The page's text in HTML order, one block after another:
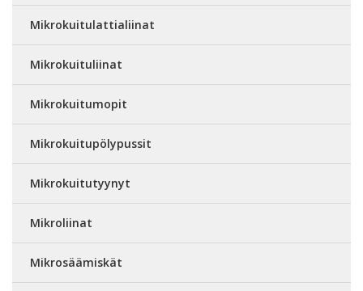
Mikrokuitulattialiinat
Mikrokuituliinat
Mikrokuitumopit
Mikrokuitupölypussit
Mikrokuitutyynyt
Mikroliinat
Mikrosäämiskät